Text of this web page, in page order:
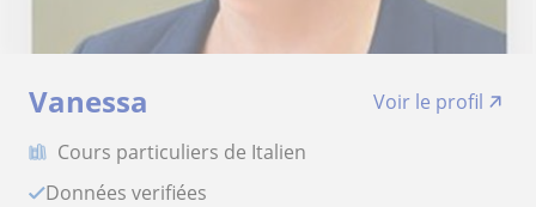
Vanessa
Voir le profil
Cours particuliers de Italien
Données verifiées